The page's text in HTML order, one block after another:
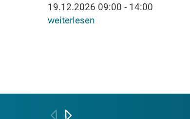
19.12.2026 09:00 - 14:00
weiterlesen